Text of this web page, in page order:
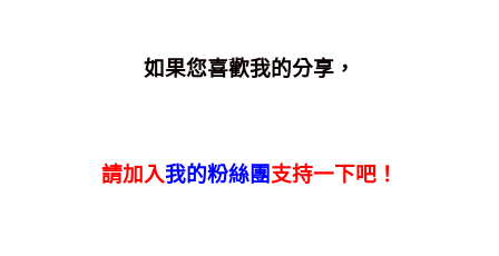
如果您喜歡我的分享，
請加入我的粉絲團支持一下吧！